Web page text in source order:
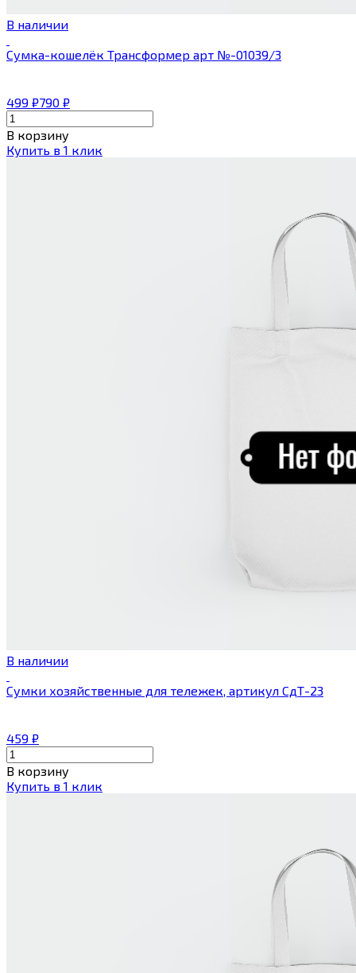
В наличии
Сумка-кошелёк Трансформер арт №-01039/3
499 ₽790 ₽
В корзину
Купить в 1 клик
В наличии
Сумки хозяйственные для тележек, артикул СдТ-23
459 ₽
В корзину
Купить в 1 клик